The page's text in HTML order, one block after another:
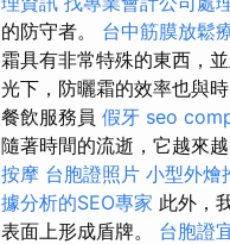
的防守者。 台中筋膜放鬆
霜具有非常特殊的東西，
光下，防曬霜的效率也與
餐飲服務員 假牙 seo
隨著時間的流逝，它越來
按摩 台胞證照片 小型外燴
據分析的SEO專家 此外，
表面上形成盾牌。 台胞證